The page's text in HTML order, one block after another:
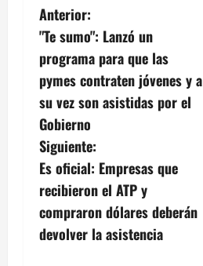
N
a
v
e
g
a
c
i
Anterior:
"Te sumo": Lanzó un
programa para que las
pymes contraten jóvenes y a
su vez son asistidas por el
Gobierno
Siguiente:
Es oficial: Empresas que
recibieron el ATP y
compraron dólares deberán
devolver la asistencia